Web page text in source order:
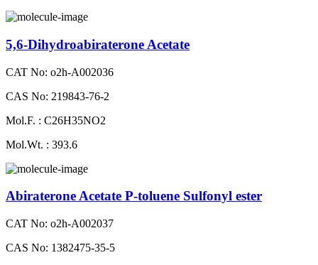
5,6-Dihydroabiraterone Acetate
CAT No: o2h-A002036
CAS No: 219843-76-2
Mol.F. : C26H35NO2
Mol.Wt. : 393.6
Abiraterone Acetate P-toluene Sulfonyl ester
CAT No: o2h-A002037
CAS No: 1382475-35-5